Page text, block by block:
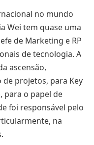
no mundo
Wei tem quase uma
de Marketing e RP
de tecnologia. A
ascensão,
de projetos, para Key
para o papel de
foi responsável pelo
na